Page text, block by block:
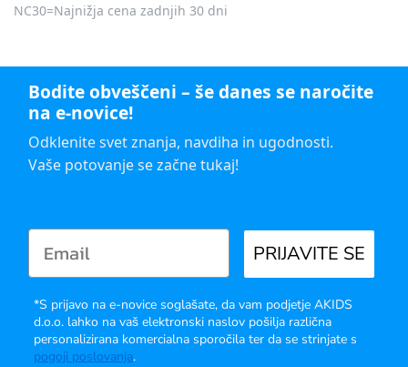
NC30=Najnižja cena zadnjih 30 dni
Bodite obveščeni – še danes se naročite
na e-novice!
Odklenite svet znanja, navdiha in ugodnosti.
Vaše potovanje se začne tukaj!
PRIJAVITE SE
*S prijavo na e-novice soglašate, da vam podjetje AKIDS
d.o.o. lahko na vaš elektronski naslov pošilja različna
personalizirana komercialna sporočila ter da se strinjate s
pogoji poslovanja.